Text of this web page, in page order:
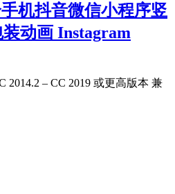
手机抖音微信小程序竖
动画 Instagram
2014.2 – CC 2019 或更高版本 兼